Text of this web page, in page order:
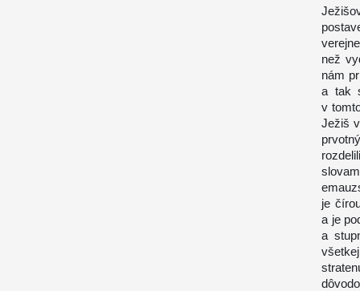
než
nám
a tak
v
Ježiš
je
a je
a